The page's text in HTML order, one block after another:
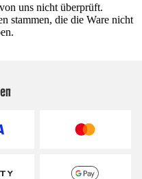
uns nicht überprüft.
stammen, die die Ware nicht